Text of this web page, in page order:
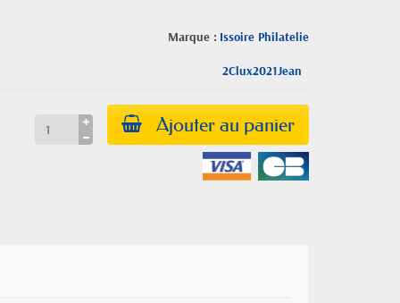
Marque : Issoire Philatelie
2Clux2021Jean
Ajouter au panier